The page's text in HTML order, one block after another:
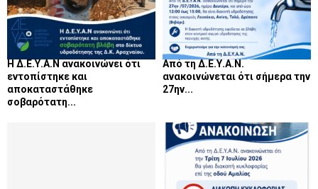
Η Δ.Ε.Υ.Α.Ν ανακοινώνει ότι
εντοπίστηκε και
αποκαταστάθηκε
σοβαρότατη...
Από τη Δ.Ε.Υ.Α.Ν.
ανακοινώνεται ότι σήμερα την
27ην...